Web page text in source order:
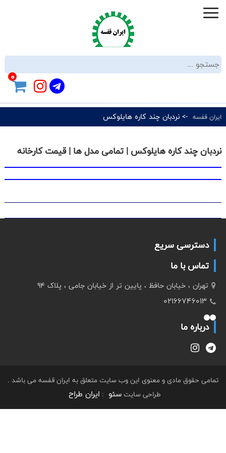
0
ایران قفسه -> نردبان چند کاره هایلوکس
نردبان چند کاره هایلوکس | تمامی مدل ها | قیمت کارخانه
دسترسی سریع
تماس با ما
تهران ، خیابان حافظ ، پایین تر از خیابان جامی ، پلاک 94
02166746013
درباره ما
تمامی حقوق مادی و معنوی این وب سایت متعلق به ایران قفسه می باشد .
طراحی سایتسئو : ایران طراح